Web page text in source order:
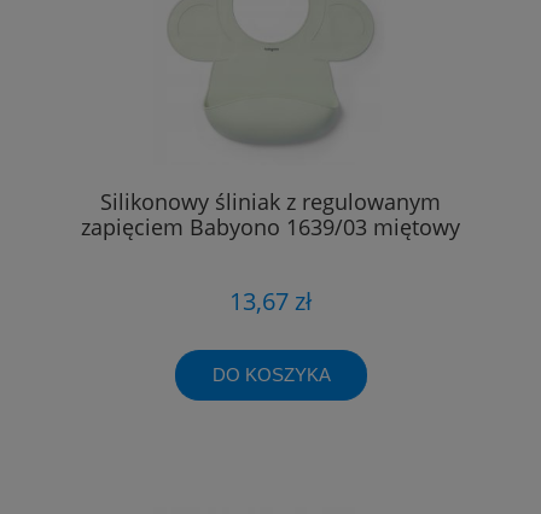
Silikonowy śliniak z regulowanym
zapięciem Babyono 1639/03 miętowy
13,67 zł
DO KOSZYKA